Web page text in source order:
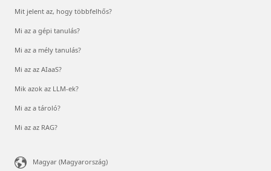
Mit jelent az, hogy többfelhős?
Mi az a gépi tanulás?
Mi az a mély tanulás?
Mi az az AIaaS?
Mik azok az LLM-ek?
Mi az a tároló?
Mi az az RAG?
Magyar (Magyarország)